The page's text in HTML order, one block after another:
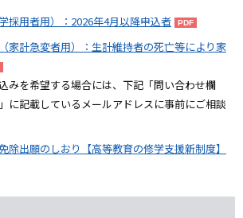
採用者用）：2026年4月以降申込者
家計急変者用）：生計維持者の死亡等により家
みを希望する場合には、下記「問い合わせ欄
に記載しているメールアドレスに事前にご相談
除出願のしおり【高等教育の修学支援新制度】